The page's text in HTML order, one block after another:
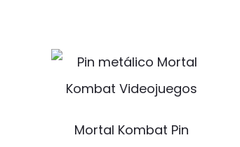
Mortal Kombat Pin